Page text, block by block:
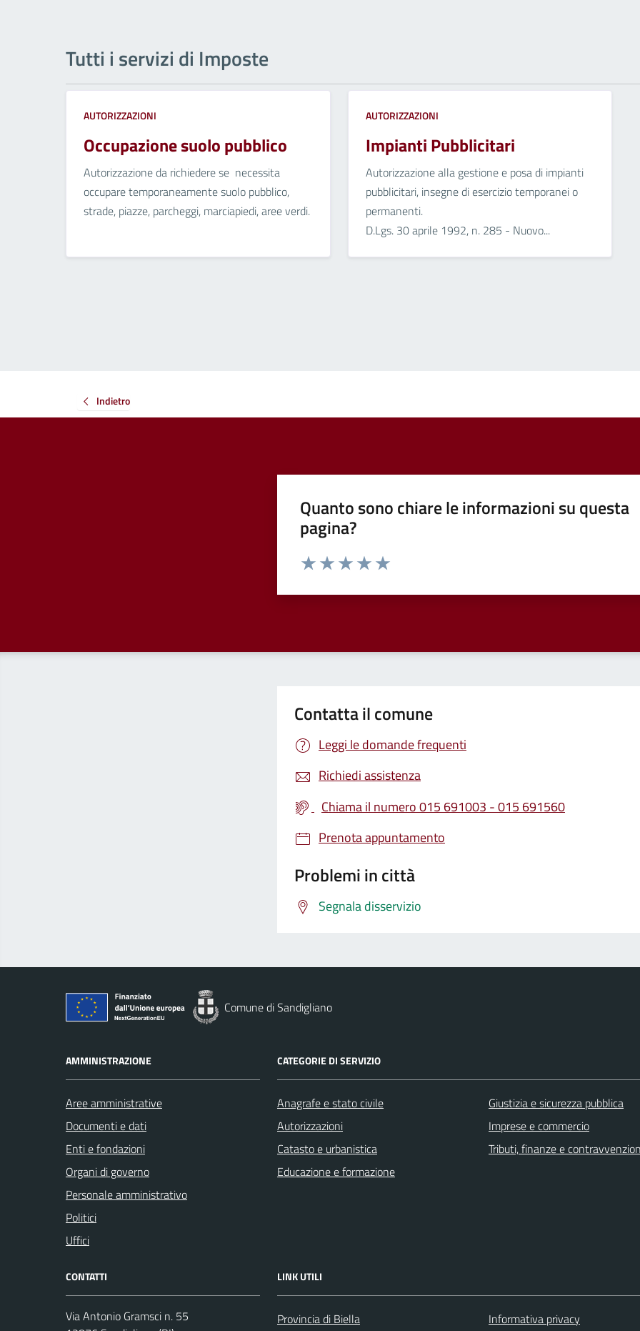
Tutti i servizi di Imposte
AUTORIZZAZIONI
Occupazione suolo pubblico
Autorizzazione da richiedere se necessita
occupare temporaneamente suolo pubblico,
strade, piazze, parcheggi, marciapiedi, aree verdi.
AUTORIZZAZIONI
Impianti Pubblicitari
Autorizzazione alla gestione e posa di impianti
pubblicitari, insegne di esercizio temporanei o
permanenti.
D.Lgs. 30 aprile 1992, n. 285 - Nuovo...
Indietro
Quanto sono chiare le informazioni su questa
pagina?
Valuta da 1 a 5 stelle la pagina
Contatta il comune
Leggi le domande frequenti
Richiedi assistenza
Chiama il numero 015 691003 - 015 691560
Prenota appuntamento
Problemi in città
Segnala disservizio
Comune di Sandigliano
AMMINISTRAZIONE
Aree amministrative
Documenti e dati
Enti e fondazioni
Organi di governo
Personale amministrativo
Politici
Uffici
CATEGORIE DI SERVIZIO
Anagrafe e stato civile
Autorizzazioni
Catasto e urbanistica
Educazione e formazione
Giustizia e sicurezza pubblica
Imprese e commercio
Tributi, finanze e
CONTATTI
Via Antonio Gramsci n. 55
LINK UTILI
Provincia di Biella Informativa privacy